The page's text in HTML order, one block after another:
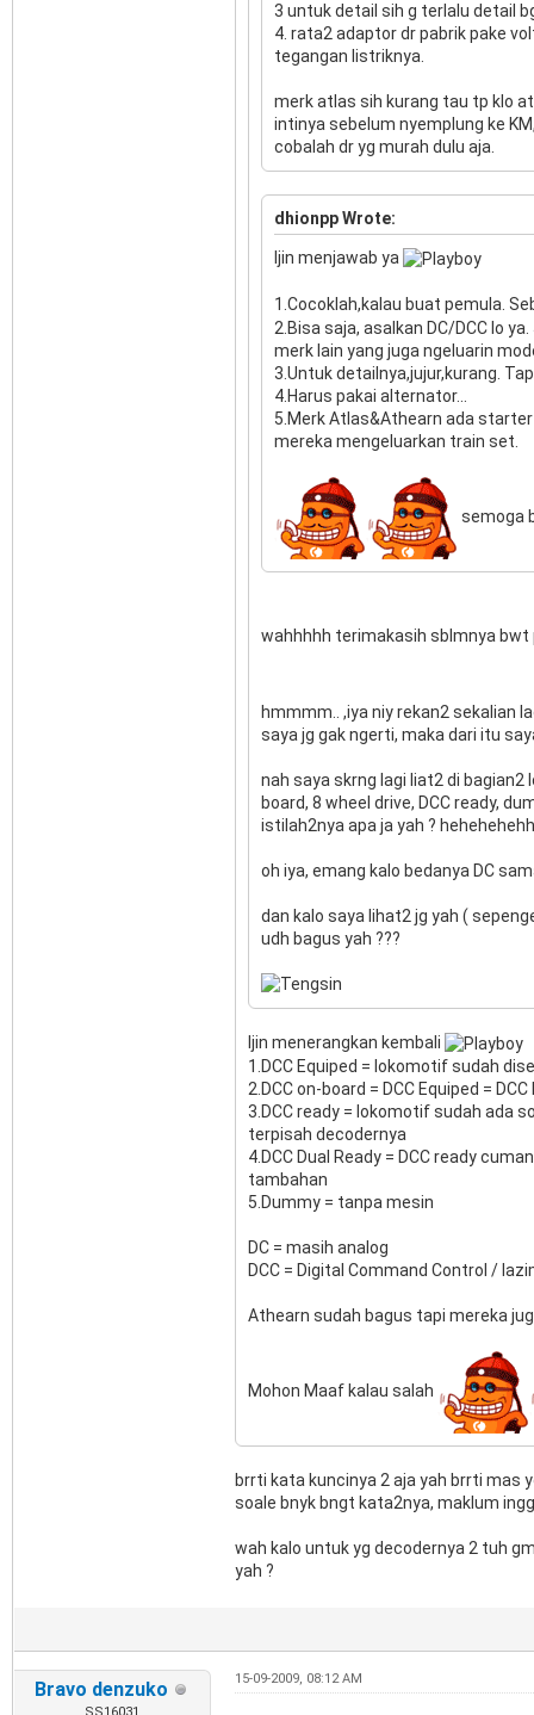
3 untuk detail sih g terlalu detail
4. rata2 adaptor dr pabrik pake
tegangan listriknya.
merk atlas sih kurang tau tp klo
intinya sebelum nyemplung ke
cobalah dr yg murah dulu aja.
dhionpp Wrote:
Ijin menjawab ya
1.Cocoklah,kalau buat pemula.
2.Bisa saja, asalkan DC/DCC lo
merk lain yang juga ngeluarin
3.Untuk detailnya,jujur,kurang.
4.Harus pakai alternator...
5.Merk Atlas&Athearn ada
mereka mengeluarkan train set.
semoga
wahhhhh terimakasih sblmnya bwt
hmmmm.. ,iya niy rekan2 sekalian
saya jg gak ngerti, maka dari itu
nah saya skrng lagi liat2 di bagian2
board, 8 wheel drive, DCC ready,
istilah2nya apa ja yah ?
oh iya, emang kalo bedanya DC
dan kalo saya lihat2 jg yah (
udh bagus yah ???
Ijin menerangkan kembali
1.DCC Equiped = lokomotif sudah
2.DCC on-board = DCC Equiped =
3.DCC ready = lokomotif sudah ada
terpisah decodernya
4.DCC Dual Ready = DCC ready
tambahan
5.Dummy = tanpa mesin
DC = masih analog
DCC = Digital Command Control /
Athearn sudah bagus tapi mereka
Mohon Maaf kalau salah
brrti kata kuncinya 2 aja yah brrti mas
soale bnyk bngt kata2nya, maklum
wah kalo untuk yg decodernya 2 tuh
yah ?
Bravo denzuko 15-09-2009, 08:12 AM